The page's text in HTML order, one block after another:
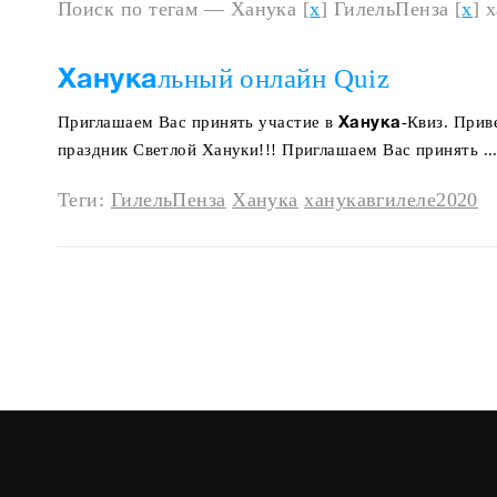
Поиск по тегам — Ханука [x] ГилельПенза [x]
Ханукальный онлайн Quiz
Приглашаем Вас принять участие в Ханука-Квиз.
праздник Светлой Хануки!!! Приглашаем Вас принять ...
Теги: ГилельПенза Ханука ханукавгилеле2020